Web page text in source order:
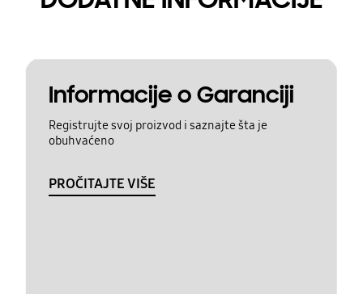
Informacije o Garanciji
Registrujte svoj proizvod i saznajte šta je
obuhvaćeno
PROČITAJTE VIŠE